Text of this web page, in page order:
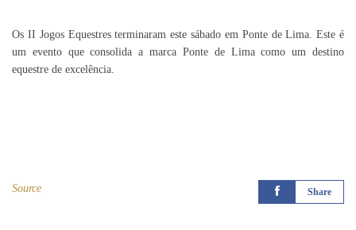
Os II Jogos Equestres terminaram este sábado em Ponte de Lima. Este é
um evento que consolida a marca Ponte de Lima como um destino
equestre de excelência.
Source Share